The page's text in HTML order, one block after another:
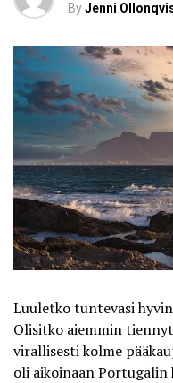
ByJenni
Luuletko tuntevasi
Olisitko aiemmin
virallisesti kolme
oli aikoinaan Portugalin